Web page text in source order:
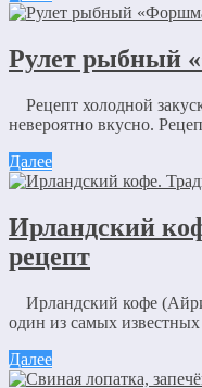
Рулет рыбный
Рецепт холодной
невероятно вкусно.
Далее
Ирландский
рецепт
Ирландский кофе
один из самых
Далее